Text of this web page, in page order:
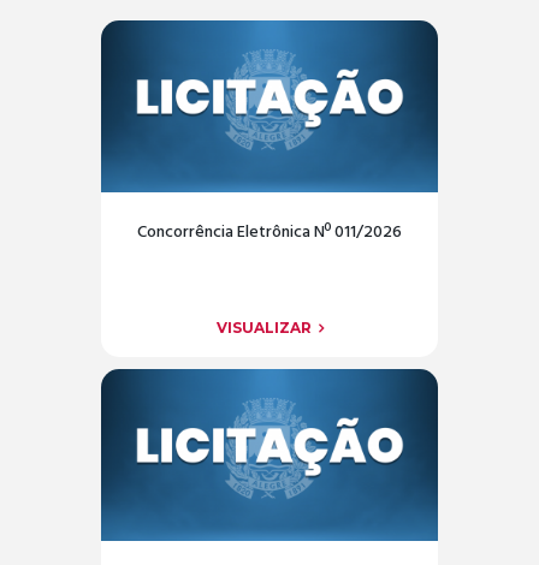
Concorrência Eletrônica Nº 011/2026
VISUALIZAR